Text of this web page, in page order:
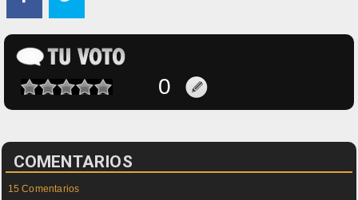
COMENTARIOS
15 Comentarios